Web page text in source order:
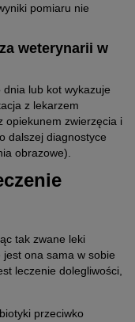
pomiaru nie
weterynarii w
lub kot wykazuje
z lekarzem
opiekunem zwierzęcia i
dalszej diagnostyce
obrazowe).
tak zwane leki
ona sama w sobie
leczenie dolegliwości,
przeciwko